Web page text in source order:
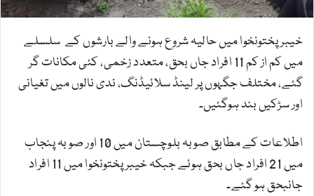
خیبرپختونخوا میں حالیہ شروع ہونے والے بارشوں کے سلسلے
میں کم از کم 11 افراد جاں بحق، متعدد زخمی، کئی مکانات گر
گئے، مختلف جگہوں پر لینڈ سلائیڈنگ، ندی نالوں میں تغیانی
اور سڑکیں بند ہوگئیں۔
اطلاعات کے مطابق صوبہ بلوچستان میں 10 اور صوبہ پنجاب
میں 21 افراد جاں بحق ہوئے جبکہ خیبر پختونخوا میں 11 افراد
جانبحق ہو گئے۔